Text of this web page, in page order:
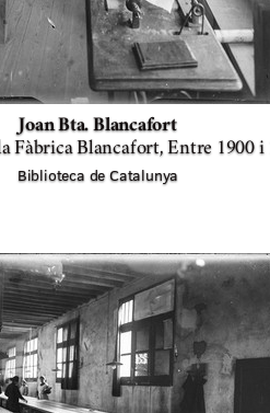
Joan Bta. Blancafort
Fàbrica Blancafort,Entre 1900 i
Biblioteca de Catalunya